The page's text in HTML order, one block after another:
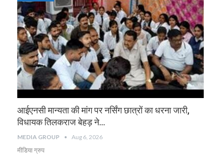
आईएनसी मान्यता की मांग पर नर्सिंग छात्रों का धरना जारी,
विधायक तिलकराज बेहड़ ने…
MEDIA GROUP Aug 6, 2026
मीडिया ग्रुप